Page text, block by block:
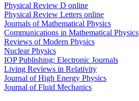
Physical Review D online
Physical Review Letters online
Journals of Mathematical Physics
Communications in Mathematical Physics
Reviews of Modern Physics
Nuclear Physics
IOP Publishing: Electronic Journals
Living Reviews in Relativity
Journal of High Energy Physics
Journal of Fluid Mechanics